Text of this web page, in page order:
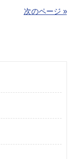
次のページ »